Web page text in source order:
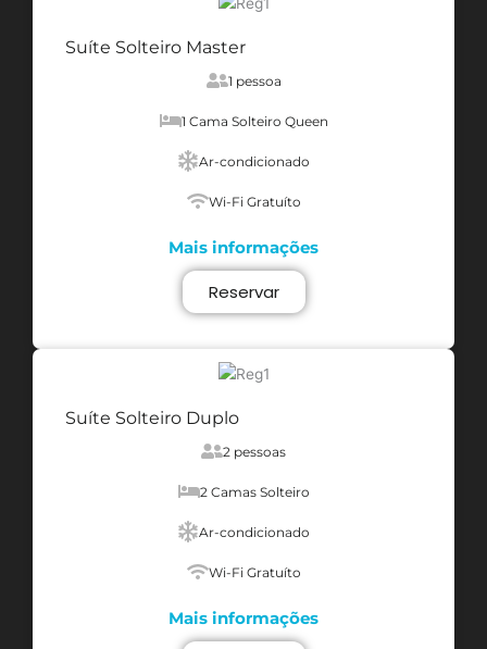
Suíte Solteiro Master
1 pessoa
1 Cama Solteiro Queen
Ar-condicionado
Wi-Fi Gratuíto
Mais informações
Reservar
Suíte Solteiro Duplo
2 pessoas
2 Camas Solteiro
Ar-condicionado
Wi-Fi Gratuíto
Mais informações